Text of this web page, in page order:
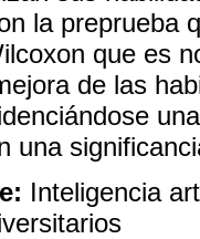
la preprueba
que es
de las
una
Inteligencia